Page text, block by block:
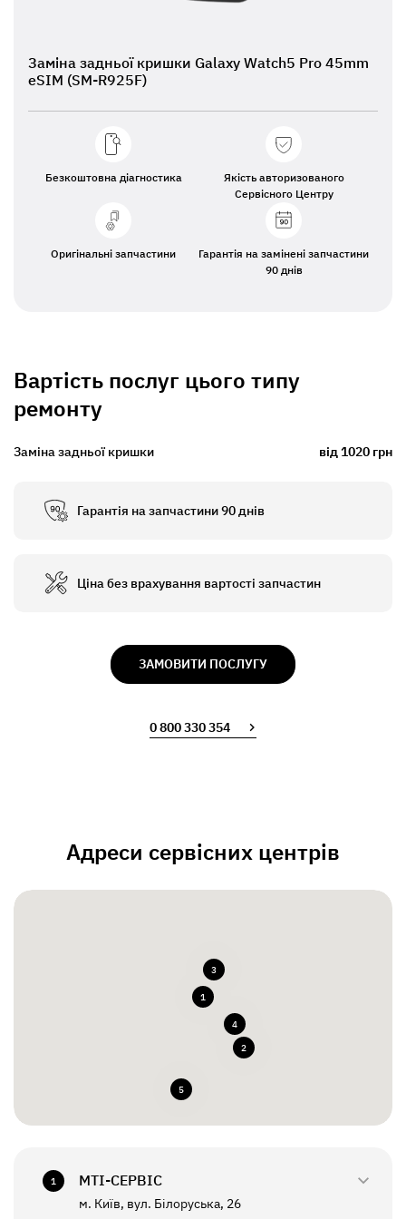
Заміна задньої кришки Galaxy Watch5 Pro 45mm
eSIM (SM-R925F)
Безкоштовна діагностика
Якість авторизованого
Сервісного Центру
Оригінальні запчастини
Гарантія на замінені запчастини
90 днів
Вартість послуг цього типу
ремонту
Заміна задньої кришки від 1020 грн
Гарантія на запчастини 90 днів
Ціна без врахування вартості запчастин
ЗАМОВИТИ ПОСЛУГУ
0 800 330 354
Адреси сервісних центрів
1
2
3
4
5
1 МТI-СЕРВІС
м. Київ, вул. Білоруська, 26